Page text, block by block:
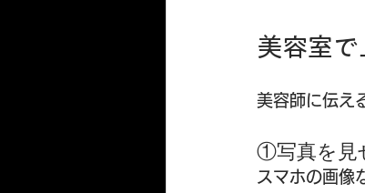
美容室
美容師に伝え
①写真を見
スマホの画像